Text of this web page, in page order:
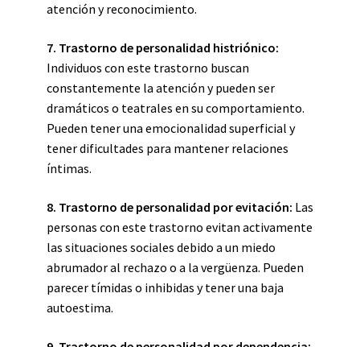
atención y reconocimiento.
7. Trastorno de personalidad histriónico:
Individuos con este trastorno buscan
constantemente la atención y pueden ser
dramáticos o teatrales en su comportamiento.
Pueden tener una emocionalidad superficial y
tener dificultades para mantener relaciones
íntimas.
8. Trastorno de personalidad por evitación: Las
personas con este trastorno evitan activamente
las situaciones sociales debido a un miedo
abrumador al rechazo o a la vergüenza. Pueden
parecer tímidas o inhibidas y tener una baja
autoestima.